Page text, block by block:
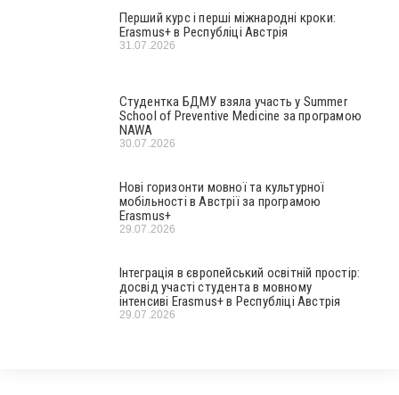
Перший курс і перші міжнародні кроки:
Erasmus+ в Республіці Австрія
31.07.2026
Студентка БДМУ взяла участь у Summer
School of Preventive Medicine за програмою
NAWA
30.07.2026
Нові горизонти мовної та культурної
мобільності в Австрії за програмою
Erasmus+
29.07.2026
Інтеграція в європейський освітній простір:
досвід участі студента в мовному
інтенсиві Erasmus+ в Республіці Австрія
29.07.2026